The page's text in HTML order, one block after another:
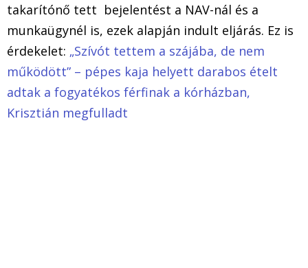
takarítónő tett bejelentést a NAV-nál és a
munkaügynél is, ezek alapján indult eljárás. Ez is
érdekelet: „Szívót tettem a szájába, de nem
működött” – pépes kaja helyett darabos ételt
adtak a fogyatékos férfinak a kórházban,
Krisztián megfulladt